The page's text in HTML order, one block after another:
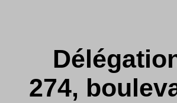
274,